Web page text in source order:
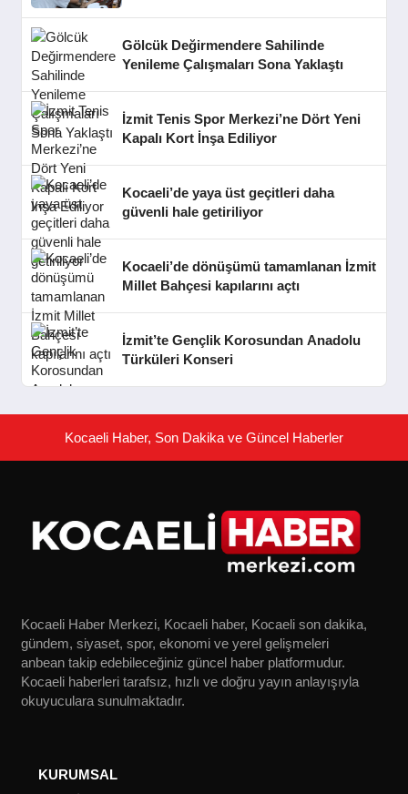
Gölcük Değirmendere Sahilinde
Yenileme Çalışmaları Sona Yaklaştı
İzmit Tenis Spor Merkezi’ne Dört Yeni
Kapalı Kort İnşa Ediliyor
Kocaeli’de yaya üst geçitleri daha
güvenli hale getiriliyor
Kocaeli’de dönüşümü tamamlanan İzmit
Millet Bahçesi kapılarını açtı
İzmit’te Gençlik Korosundan Anadolu
Türküleri Konseri
Kocaeli Haber, Son Dakika ve Güncel Haberler
Kocaeli Haber Merkezi, Kocaeli haber, Kocaeli son dakika,
gündem, siyaset, spor, ekonomi ve yerel gelişmeleri
anbean takip edebileceğiniz güncel haber platformudur.
Kocaeli haberleri tarafsız, hızlı ve doğru yayın anlayışıyla
okuyuculara sunulmaktadır.
KURUMSAL